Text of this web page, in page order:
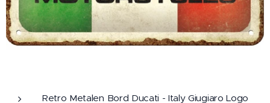
Retro Metalen Bord Ducati - Italy Giugiaro Logo